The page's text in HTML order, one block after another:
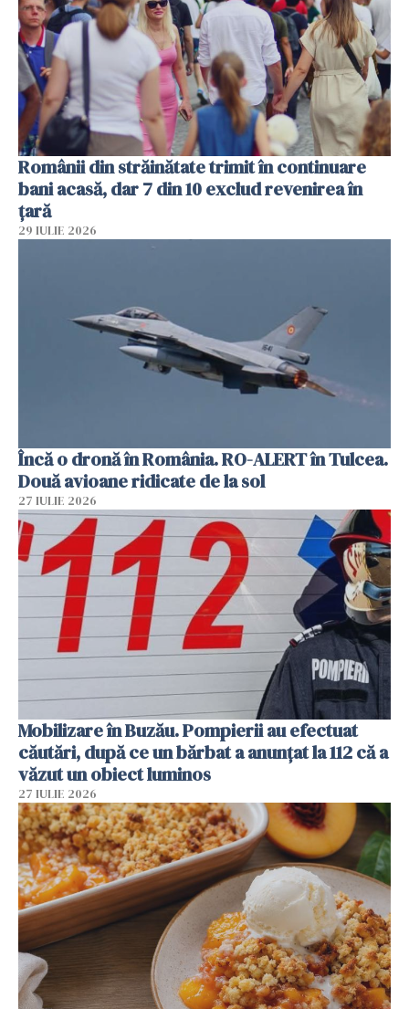
Românii din străinătate trimit în continuare
bani acasă, dar 7 din 10 exclud revenirea în
țară
29 IULIE 2026
Încă o dronă în România. RO-ALERT în Tulcea.
Două avioane ridicate de la sol
27 IULIE 2026
Mobilizare în Buzău. Pompierii au efectuat
căutări, după ce un bărbat a anunțat la 112 că a
văzut un obiect luminos
27 IULIE 2026